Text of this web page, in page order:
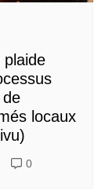
plaide
de
locaux
0